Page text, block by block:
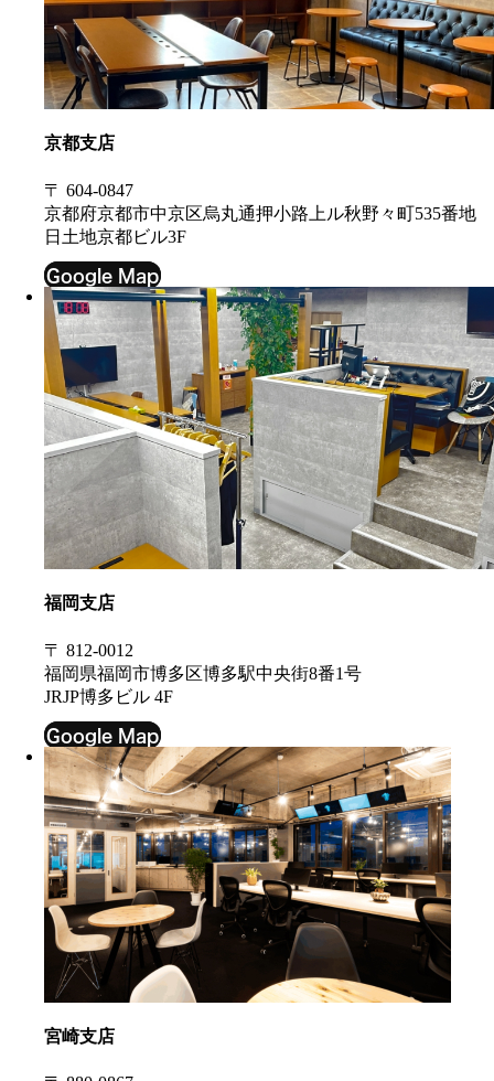
京都支店
〒 604-0847
京都府京都市中京区烏丸通押小路上ル秋野々町535番地
日土地京都ビル3F
Google Map
福岡支店
〒 812-0012
福岡県福岡市博多区博多駅中央街8番1号
JRJP博多ビル 4F
Google Map
宮崎支店